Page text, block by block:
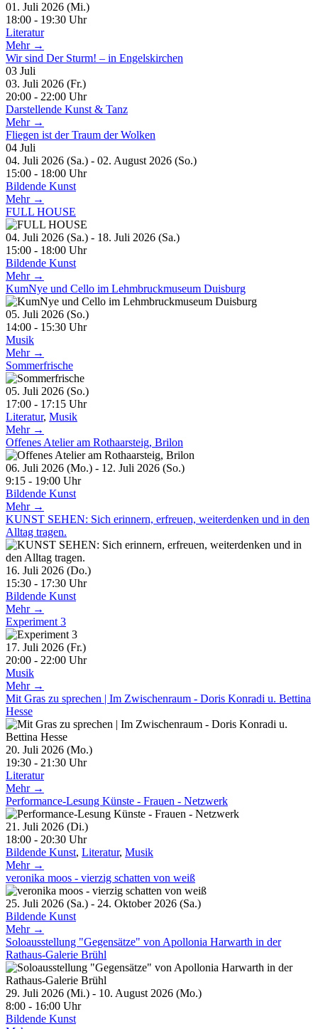
01. Juli 2026 (Mi.)
18:00 - 19:30 Uhr
Literatur
Mehr →
Wir sind Der Sturm! – in Engelskirchen
03 Juli
03. Juli 2026 (Fr.)
20:00 - 22:00 Uhr
Darstellende Kunst & Tanz
Mehr →
Fliegen ist der Traum der Wolken
04 Juli
04. Juli 2026 (Sa.) - 02. August 2026 (So.)
15:00 - 18:00 Uhr
Bildende Kunst
Mehr →
FULL HOUSE
04. Juli 2026 (Sa.) - 18. Juli 2026 (Sa.)
15:00 - 18:00 Uhr
Bildende Kunst
Mehr →
KumNye und Cello im Lehmbruckmuseum Duisburg
05. Juli 2026 (So.)
14:00 - 15:30 Uhr
Musik
Mehr →
Sommerfrische
05. Juli 2026 (So.)
17:00 - 17:15 Uhr
Literatur, Musik
Mehr →
Offenes Atelier am Rothaarsteig, Brilon
06. Juli 2026 (Mo.) - 12. Juli 2026 (So.)
9:15 - 19:00 Uhr
Bildende Kunst
Mehr →
KUNST SEHEN: Sich erinnern, erfreuen, weiterdenken und in den
Alltag tragen.
16. Juli 2026 (Do.)
15:30 - 17:30 Uhr
Bildende Kunst
Mehr →
Experiment 3
17. Juli 2026 (Fr.)
20:00 - 22:00 Uhr
Musik
Mehr →
Mit Gras zu sprechen | Im Zwischenraum - Doris Konradi u. Bettina
Hesse
20. Juli 2026 (Mo.)
19:30 - 21:30 Uhr
Literatur
Mehr →
Performance-Lesung Künste - Frauen - Netzwerk
21. Juli 2026 (Di.)
18:00 - 20:30 Uhr
Bildende Kunst, Literatur, Musik
Mehr →
veronika moos - vierzig schatten von weiß
25. Juli 2026 (Sa.) - 24. Oktober 2026 (Sa.)
Bildende Kunst
Mehr →
Soloausstellung "Gegensätze" von Apollonia Harwarth in der
Rathaus-Galerie Brühl
29. Juli 2026 (Mi.) - 10. August 2026 (Mo.)
8:00 - 16:00 Uhr
Bildende Kunst